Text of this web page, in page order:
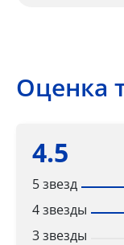
Оценка
4.5
5 звезд
4 звезды
3 звезды